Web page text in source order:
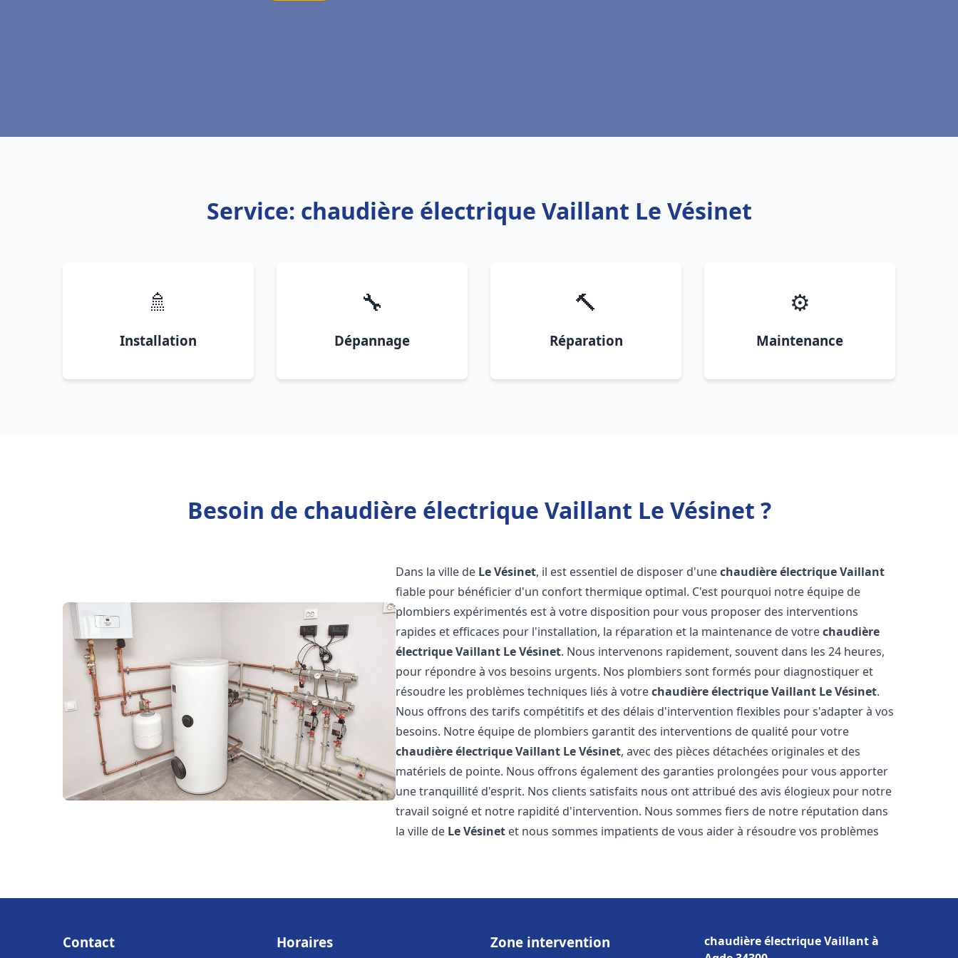
Service: chaudière électrique Vaillant Le Vésinet
🚿
Installation
🔧
Dépannage
🔨
Réparation
⚙️
Maintenance
Besoin de chaudière électrique Vaillant Le Vésinet ?
Dans la ville de Le Vésinet, il est essentiel de disposer d'unechaudière électrique Vaillant
fiable pour bénéficier d'un confort thermique optimal. C'est pourquoi notre équipe de
plombiers expérimentés est à votre disposition pour vous proposer des interventions
rapides et efficaces pour l'installation, la réparation et la maintenance de votrechaudière
électrique Vaillant Le Vésinet. Nous intervenons rapidement, souvent dans les 24 heures,
pour répondre à vos besoins urgents. Nos plombiers sont formés pour diagnostiquer et
résoudre les problèmes techniques liés à votrechaudière électrique Vaillant Le Vésinet.
Nous offrons des tarifs compétitifs et des délais d'intervention flexibles pour s'adapter à vos
besoins. Notre équipe de plombiers garantit des interventions de qualité pour votre
chaudière électrique Vaillant Le Vésinet, avec des pièces détachées originales et des
matériels de pointe. Nous offrons également des garanties prolongées pour vous apporter
une tranquillité d'esprit. Nos clients satisfaits nous ont attribué des avis élogieux pour notre
travail soigné et notre rapidité d'intervention. Nous sommes fiers de notre réputation dans
la ville de Le Vésinet et nous sommes impatients de vous aider à résoudre vos problèmes
Contact Horaires Zone intervention
chaudière électrique Vaillant à